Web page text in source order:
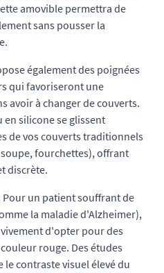
amovible permettra de
sans pousser la
également des poignées
qui favoriseront une
avoir à changer de couverts.
en silicone se glissent
de vos couverts traditionnels
fourchettes), offrant
discrète.
Pour un patient souffrant de
la maladie d'Alzheimer),
d'opter pour des
rouge. Des études
contraste visuel élevé du